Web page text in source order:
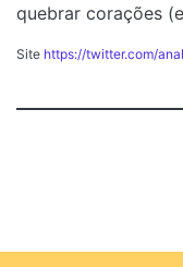
quebrar corações
Site https://twitter.com/